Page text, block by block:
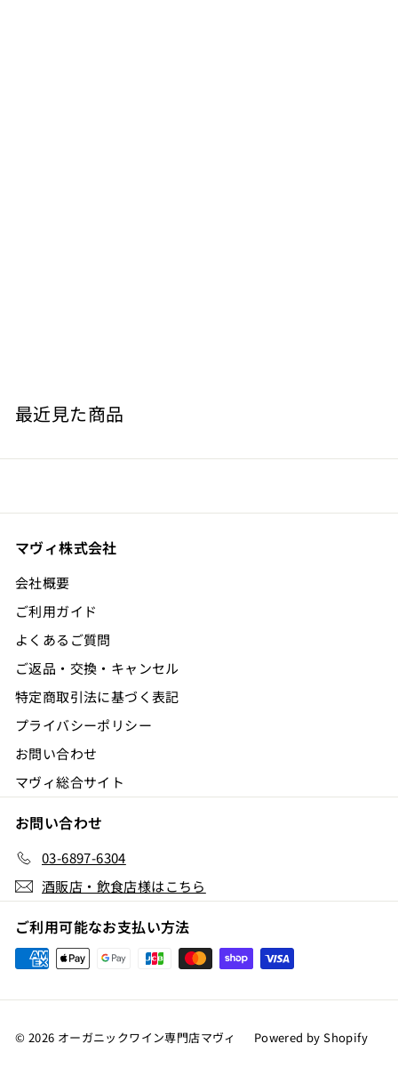
8
0
最近見た商品
マヴィ株式会社
会社概要
ご利用ガイド
よくあるご質問
ご返品・交換・キャンセル
特定商取引法に基づく表記
プライバシーポリシー
お問い合わせ
マヴィ総合サイト
お問い合わせ
03-6897-6304
酒販店・飲食店様はこちら
ご利用可能なお支払い方法
© 2026 オーガニックワイン専門店マヴィ Powered by Shopify